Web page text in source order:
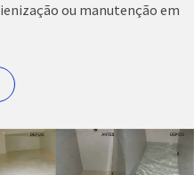
ou manutenção em